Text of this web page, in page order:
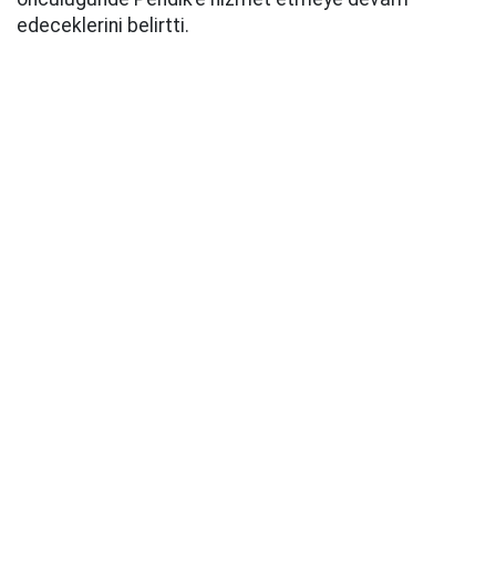
edeceklerini belirtti.